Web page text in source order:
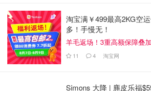
后来一路向北，发现了一个非常好的民
Cove。这个民宿承包了整个Honokeana
bay），坐在阳台上就能看到海龟趴在礁
然，外人进不去，只有住在里面的游客
了！（地址是：243002019, Lahaina, HI
淘宝满￥499最高2KG空
多！手慢无！
羊毛返场！3重高额保障叠加
11 4 淘宝网
Simons 大降 | 麂皮乐福